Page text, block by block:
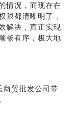
情况，而现在在
限都清晰明了，
解决，真正实现
畅有序，极大地
商贸批发公司带